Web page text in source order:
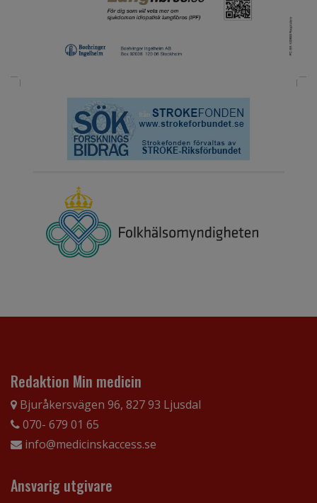
Redaktion Min medicin
Bjuråkersvägen 96, 827 93 Ljusdal
070- 679 01 65
info@medicinskaccess.se
Ansvarig utgivare